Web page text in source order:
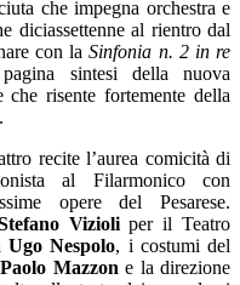
che impegna orchestra e
diciassettenne al rientro dal
con laSinfonia n. 2 in re
sintesi della nuova
che risente fortemente della
recite l’aurea comicità di
al Filarmonico con
opere del Pesarese.
Vizioliper il Teatro
Ugo Nespolo, i costumi del
Paolo Mazzon e la direzione